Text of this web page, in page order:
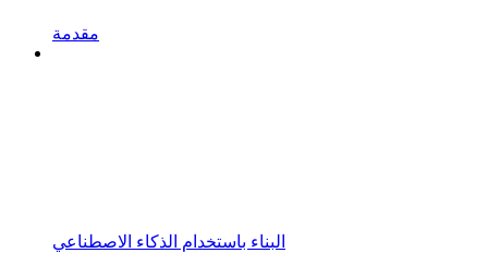
مقدمة
البناء باستخدام الذكاء الاصطناعي